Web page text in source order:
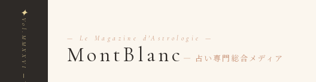
✦
Vol.MMXXVI ─ — Le Magazine d'Astrologie —
MontBlanc — 占い専門総合メディア